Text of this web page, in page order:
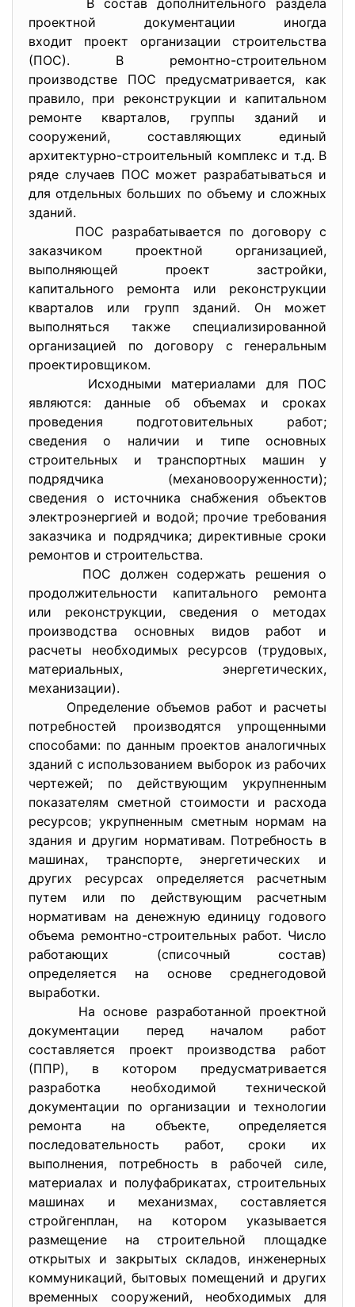
В состав дополнительного раздела
проектной документации иногда
входит проект организации строительства
(ПОС). В ремонтно-строительном
производстве ПОС предусматривается, как
правило, при реконструкции и капитальном
ремонте кварталов, группы зданий и
сооружений, составляющих единый
архитектурно-строительный комплекс и т.д. В
ряде случаев ПОС может разрабатываться и
для отдельных больших по объему и сложных
зданий.
ПОС разрабатывается по договору с
заказчиком проектной организацией,
выполняющей проект застройки,
капитального ремонта или реконструкции
кварталов или групп зданий. Он может
выполняться также специализированной
организацией по договору с генеральным
проектировщиком.
Исходными материалами для ПОС
являются: данные об объемах и сроках
проведения подготовительных работ;
сведения о наличии и типе основных
строительных и транспортных машин у
подрядчика (механовооруженности);
сведения о источника снабжения объектов
электроэнергией и водой; прочие требования
заказчика и подрядчика; директивные сроки
ремонтов и строительства.
ПОС должен содержать решения о
продолжительности капитального ремонта
или реконструкции, сведения о методах
производства основных видов работ и
расчеты необходимых ресурсов (трудовых,
материальных, энергетических,
механизации).
Определение объемов работ и расчеты
потребностей производятся упрощенными
способами: по данным проектов аналогичных
зданий с использованием выборок из рабочих
чертежей; по действующим укрупненным
показателям сметной стоимости и расхода
ресурсов; укрупненным сметным нормам на
здания и другим нормативам. Потребность в
машинах, транспорте, энергетических и
других ресурсах определяется расчетным
путем или по действующим расчетным
нормативам на денежную единицу годового
объема ремонтно-строительных работ. Число
работающих (списочный состав)
определяется на основе среднегодовой
выработки.
На основе разработанной проектной
документации перед началом работ
составляется проект производства работ
(ППР), в котором предусматривается
разработка необходимой технической
документации по организации и технологии
ремонта на объекте, определяется
последовательность работ, сроки их
выполнения, потребность в рабочей силе,
материалах и полуфабрикатах, строительных
машинах и механизмах, составляется
стройгенплан, на котором указывается
размещение на строительной площадке
открытых и закрытых складов, инженерных
коммуникаций, бытовых помещений и других
временных сооружений, необходимых для